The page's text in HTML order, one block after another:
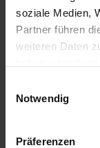
soziale Medien,
Partner führen
weiteren Daten
Notwendig
Präferenzen